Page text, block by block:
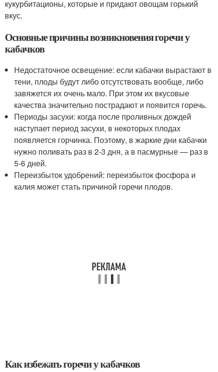
кукурбитационы, которые и придают овощам горький
вкус.
Основные причины возникновения горечи у
кабачков
Недостаточное освещение: если кабачки вырастают в
тени, плоды будут либо отсутствовать вообще, либо
завяжется их очень мало. При этом их вкусовые
качества значительно пострадают и появится горечь.
Периоды засухи: когда после проливных дождей
наступает период засухи, в некоторых плодах
появляется горчинка. Поэтому, в жаркие дни кабачки
нужно поливать раз в 2-3 дня, а в пасмурные — раз в
5-6 дней.
Переизбыток удобрений: переизбыток фосфора и
калия может стать причиной горечи плодов.
Как избежать горечи у кабачков